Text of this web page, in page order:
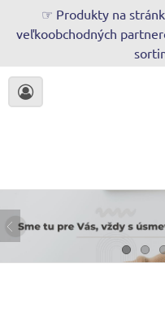
☞ Produkty na
veľkoobchodných